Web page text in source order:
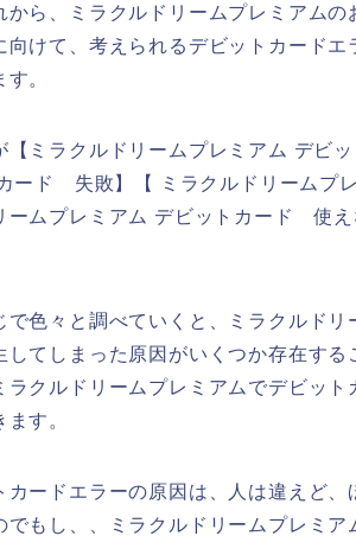
から、ミラクルドリームプレミアム
向けて、考えられるデビットカード
。
【ミラクルドリームプレミアム デビ
ード 失敗】【 ミラクルドリームプ
ームプレミアム デビットカード 使
で色々と調べていくと、ミラクルド
してしまった原因がいくつか存在す
ラクルドリームプレミアムでデビッ
す。
カードエラーの原因は、人は違えど
でもし、、ミラクルドリームプレミ